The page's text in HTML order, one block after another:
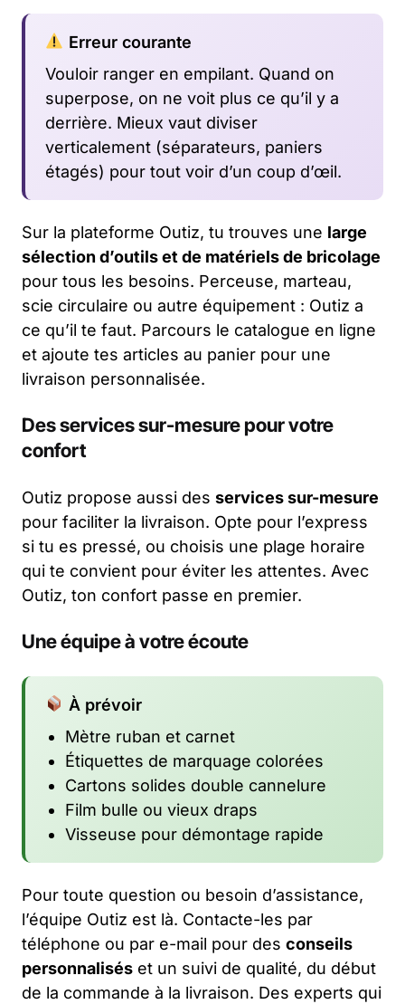
Erreur courante
Vouloir ranger en empilant. Quand on
superpose, on ne voit plus ce qu’il y a
derrière. Mieux vaut diviser
verticalement (séparateurs, paniers
étagés) pour tout voir d’un coup d’œil.
Sur la plateforme Outiz, tu trouves une large
sélection d’outils et de matériels de bricolage
pour tous les besoins. Perceuse, marteau,
scie circulaire ou autre équipement : Outiz a
ce qu’il te faut. Parcours le catalogue en ligne
et ajoute tes articles au panier pour une
livraison personnalisée.
Des services sur-mesure pour votre
confort
Outiz propose aussi des services sur-mesure
pour faciliter la livraison. Opte pour l’express
si tu es pressé, ou choisis une plage horaire
qui te convient pour éviter les attentes. Avec
Outiz, ton confort passe en premier.
Une équipe à votre écoute
À prévoir
Mètre ruban et carnet
Étiquettes de marquage colorées
Cartons solides double cannelure
Film bulle ou vieux draps
Visseuse pour démontage rapide
Pour toute question ou besoin d’assistance,
l’équipe Outiz est là. Contacte-les par
téléphone ou par e-mail pour des conseils
personnalisés et un suivi de qualité, du début
de la commande à la livraison. Des experts qui